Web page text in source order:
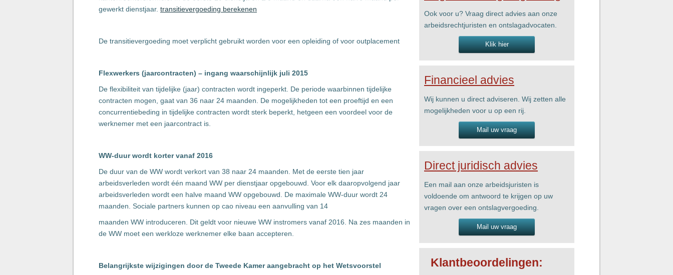
gewerkt dienstjaar. transitievergoeding berekenen
De transitievergoeding moet verplicht gebruikt worden voor een opleiding of voor outplacement
Flexwerkers (jaarcontracten) – ingang waarschijnlijk juli 2015
De flexibiliteit van tijdelijke (jaar) contracten wordt ingeperkt. De periode waarbinnen tijdelijke
contracten mogen, gaat van 36 naar 24 maanden. De mogelijkheden tot een proeftijd en een
concurrentiebeding in tijdelijke contracten wordt sterk beperkt, hetgeen een voordeel voor de
werknemer met een jaarcontract is.
WW-duur wordt korter vanaf 2016
De duur van de WW wordt verkort van 38 naar 24 maanden. Met de eerste tien jaar
arbeidsverleden wordt één maand WW per dienstjaar opgebouwd. Voor elk daaropvolgend jaar
arbeidsverleden wordt een halve maand WW opgebouwd. De maximale WW-duur wordt 24
maanden. Sociale partners kunnen op cao niveau een aanvulling van 14
maanden WW introduceren. Dit geldt voor nieuwe WW instromers vanaf 2016. Na zes maanden in
de WW moet een werkloze werknemer elke baan accepteren.
Belangrijkste wijzigingen door de Tweede Kamer aangebracht op het Wetsvoorstel
Ook voor u? Vraag direct advies aan onze
arbeidsrechtjuristen en ontslagadvocaten.
Klik hier
Financieel advies
Wij kunnen u direct adviseren. Wij zetten alle
mogelijkheden voor u op een rij.
Mail uw vraag
Direct juridisch advies
Een mail aan onze arbeidsjuristen is
voldoende om antwoord te krijgen op uw
vragen over een ontslagvergoeding.
Mail uw vraag
Klantbeoordelingen: